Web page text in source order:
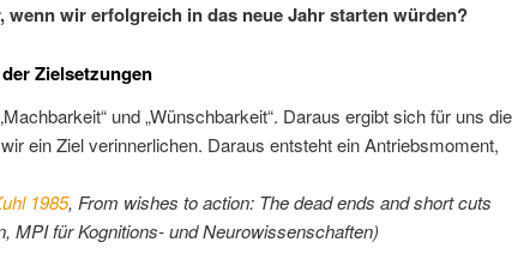
wenn wir erfolgreich in das neue Jahr starten würden?
Zielsetzungen
und „Wünschbarkeit“. Daraus ergibt sich für uns die
ein Ziel verinnerlichen. Daraus entsteht ein Antriebsmoment,
1985, From wishes to action: The dead ends and short cuts
MPI für Kognitions- und Neurowissenschaften)